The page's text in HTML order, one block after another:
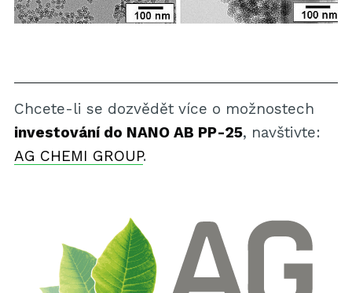
Chcete-li se dozvědět více o možnostech
investování do NANO AB PP-25, navštivte:
AG CHEMI GROUP.